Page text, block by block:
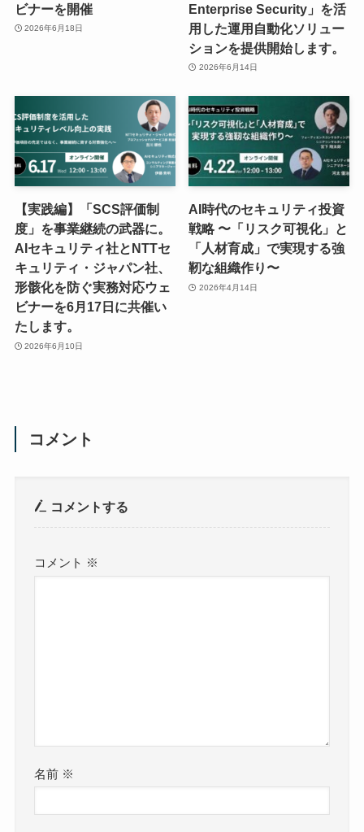
ビナーを開催
2026年6月18日
Enterprise Security」を活
用した運用自動化ソリュー
ションを提供開始します。
2026年6月14日
【実践編】「SCS評価制
度」を事業継続の武器に。
AIセキュリティ社とNTTセ
キュリティ・ジャパン社、
形骸化を防ぐ実務対応ウェ
ビナーを6月17日に共催い
たします。
2026年6月10日
AI時代のセキュリティ投資
戦略 〜「リスク可視化」と
「人材育成」で実現する強
靭な組織作り〜
2026年4月14日
コメント
コメントする
コメント ※
名前 ※